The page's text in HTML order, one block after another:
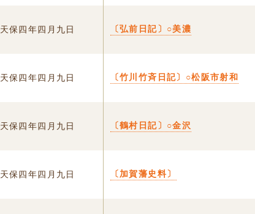
天保四年四月九日 〔弘前日記〕○美濃
天保四年四月九日 〔竹川竹斉日記〕○松阪市射和
天保四年四月九日 〔鶴村日記〕○金沢
天保四年四月九日 〔加賀藩史料〕